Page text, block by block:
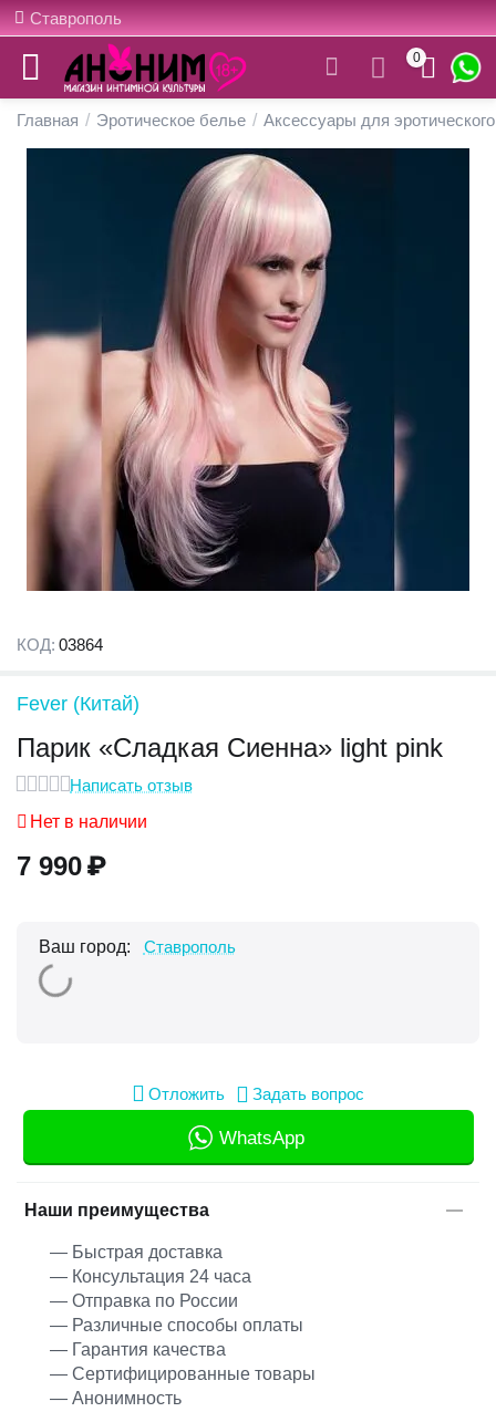
Ставрополь
0
Главная / Эротическое белье / Аксессуары для
КОД: 03864
Fever (Китай)
Парик «Сладкая Сиенна» light pink
Написать отзыв
Нет в наличии
7 990₽
Ваш город: Ставрополь
Отложить Задать вопрос
WhatsApp
Наши преимущества
— Быстрая доставка
— Консультация 24 часа
— Отправка по России
— Различные способы оплаты
— Гарантия качества
— Сертифицированные товары
— Анонимность